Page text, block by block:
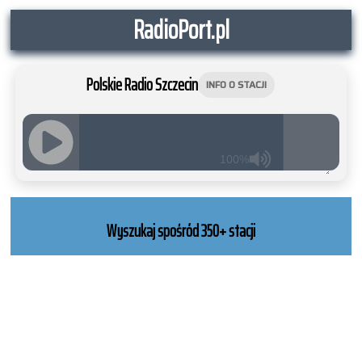
RadioPort.pl
Polskie Radio Szczecin INFO O STACJI
100%
RADIO
WORDPRESS
Wyszukaj spośród 350+ stacji